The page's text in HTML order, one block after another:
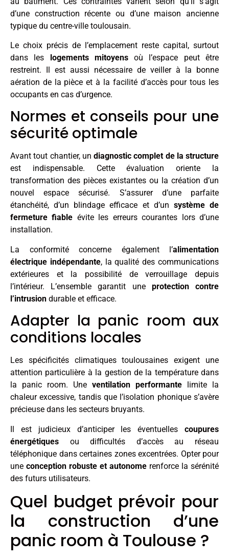
d’une construction récente ou d’une maison ancienne
typique du centre-ville toulousain.
Le choix précis de l’emplacement reste capital, surtout
dans les logements mitoyensoù l’espace peut être
restreint. Il est aussi nécessaire de veiller à la bonne
aération de la pièce et à la facilité d’accès pour tous les
occupants en cas d’urgence.
Normes et conseils pour une
sécurité optimale
Avant tout chantier, un diagnostic complet de la structure
est indispensable. Cette évaluation oriente la
transformation des pièces existantes ou la création d’un
nouvel espace sécurisé. S’assurer d’une parfaite
étanchéité, d’un blindage efficace et d’un système de
fermeture fiable évite les erreurs courantes lors d’une
installation.
La conformité concerne également l’alimentation
électrique indépendante, la qualité des communications
extérieures et la possibilité de verrouillage depuis
l’intérieur. L’ensemble garantit une protection contre
l’intrusion durable et efficace.
Adapter la panic room aux
conditions locales
Les spécificités climatiques toulousaines exigent une
attention particulière à la gestion de la température dans
la panic room. Une ventilation performante limite la
chaleur excessive, tandis que l’isolation phonique s’avère
précieuse dans les secteurs bruyants.
Il est judicieux d’anticiper les éventuelles coupures
énergétiques ou difficultés d’accès au réseau
téléphonique dans certaines zones excentrées. Opter pour
une conception robuste et autonome renforce la sérénité
des futurs utilisateurs.
Quel budget prévoir pour
la construction d’une
panic room à Toulouse ?